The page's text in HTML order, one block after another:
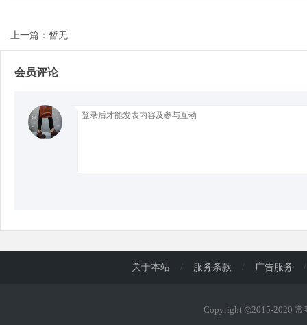
上一篇：暂无
会员评论
关于本站 / 服务条款 / 广告服务 /
Copyright ◎2015-2020 常